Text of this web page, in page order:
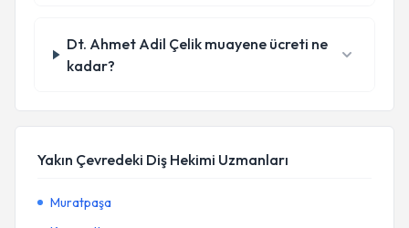
Dt. Ahmet Adil Çelik muayene ücreti ne
kadar?
Yakın Çevredeki Diş Hekimi Uzmanları
Muratpaşa